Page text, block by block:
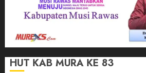
HUT KAB MURA KE 83